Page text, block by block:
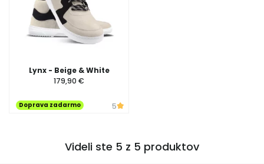
Lynx - Beige & White
179,90 €
Doprava zadarmo 5
Videli ste 5 z 5 produktov